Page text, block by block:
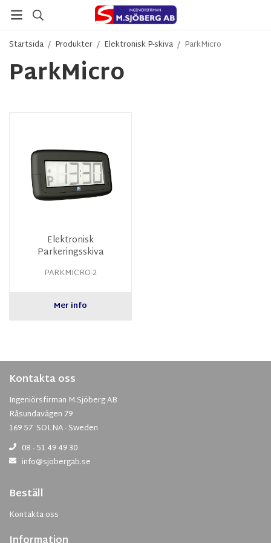
Startsida / Produkter / Elektronisk P-skiva / ParkMicro
ParkMicro
Elektronisk
Parkeringsskiva
PARKMICRO-2
Mer info
Kontakta oss
Ingeniörsfirman M.Sjöberg AB
Råsundavägen 79
169 57 SOLNA - Sweden
08 - 51 49 49 30
info@sjobergab.se
Beställ
Kontakta oss